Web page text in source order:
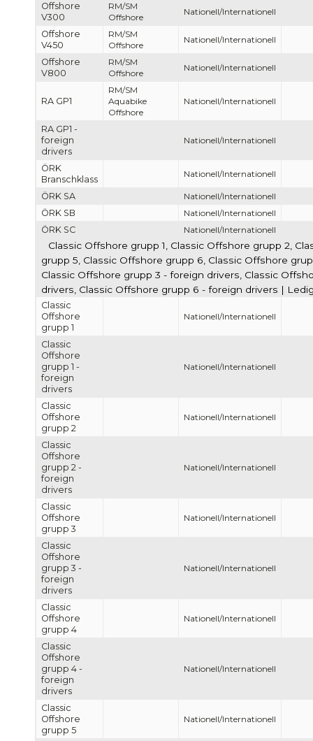
Offshore
V300
RM/SM
Offshore
Nationell/Internationell
Offshore
V450
RM/SM
Offshore
Nationell/Internationell
Offshore
V800
RM/SM
Offshore
Nationell/Internationell
RA GP1
RM/SM
Aquabike
Offshore
Nationell/Internationell
RA GP1 -
foreign
drivers
Nationell/Internationell
ÖRK
Branschklass
Nationell/Internationell
ÖRK SA
Nationell/Internationell
ÖRK SB
Nationell/Internationell
ÖRK SC
Nationell/Internationell
Classic Offshore grupp 1, Classic Offshore grupp 2,
grupp 5, Classic Offshore grupp 6, Classic Offshore
Classic Offshore grupp 3 - foreign drivers, Classic
drivers, Classic Offshore grupp 6 - foreign drivers |
Classic
Offshore
grupp 1
Nationell/Internationell
Classic
Offshore
grupp 1 -
foreign
drivers
Nationell/Internationell
Classic
Offshore
grupp 2
Nationell/Internationell
Classic
Offshore
grupp 2 -
foreign
drivers
Nationell/Internationell
Classic
Offshore
grupp 3
Nationell/Internationell
Classic
Offshore
grupp 3 -
foreign
drivers
Nationell/Internationell
Classic
Offshore
grupp 4
Nationell/Internationell
Classic
Offshore
grupp 4 -
foreign
drivers
Nationell/Internationell
Classic
Offshore
grupp 5
Nationell/Internationell